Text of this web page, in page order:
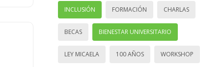
INCLUSIÓN FORMACIÓN CHARLAS
BECAS BIENESTAR UNIVERSITARIO
LEY MICAELA 100 AÑOS WORKSHOP